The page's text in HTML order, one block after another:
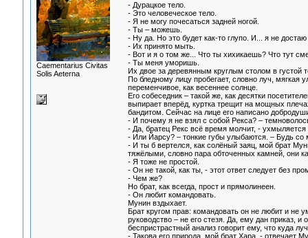
Сaementarius Civitas
Solis Aeterna
- Дурацкое тело.
- Это человеческое тело.
- Я не могу почесаться задней ногой.
- Ты – можешь.
- Ну да. Но это будет как-то глупо. И... я не
- Их принято мыть.
- Вот и я о том же... Что ты хихикаешь? Что тут
- Ты меня уморишь.
Их двое за деревянным круглым столом в густой
По бледному лицу пробегает, словно луч, мягкая
переменчивое, как весеннее солнце.
Его собеседник – такой же, как десятки
выпирает вперёд, куртка трещит на мощных
бандитом. Сейчас на лице его написано
- И почему я не взял с собой Рекса? –
- Да, братец Рекс всё время молчит, -
- Или Йарсу? – тонкие губы улыбаются. – Будь
- И ты б вертелся, как солёный заяц, мой брат
тяжёлыми, словно пара обточенных камней, они
- Я тоже не простой.
- Он не такой, как ты, - этот ответ следует без
- Чем же?
Но брат, как всегда, прост и прямолинеен.
- Он любит командовать.
Мунин вздыхает.
Брат кругом прав: командовать он не любит и не
руководство – не его стезя. Да, ему дан приказ,
беспристрастный анализ говорит ему, что куда
- Такова его природа, мой брат Хара, - отвечает